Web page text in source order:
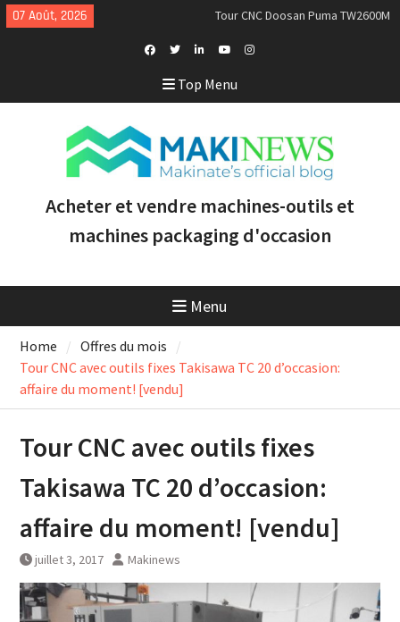
Skip
to
07 Août, 2026
Tour CNC Doosan Puma TW2600M
Nous achetons des tours Mazak
contrôle Smooth et de la
CNC idéal pour augmenter la
productivité et la rentabilité
Facebook
TwitterLinkedin
Profile
Youtube
Top Menu
Acheter et vendre machines-outils et
machines packaging d'occasion
Menu
Home
Offres du mois
Tour CNC avec outils fixes Takisawa TC 20 d’occasion:
affaire du moment! [vendu]
Tour CNC avec outils fixes
Takisawa TC 20 d’occasion:
affaire du moment! [vendu]
juillet 3, 2017 Makinews